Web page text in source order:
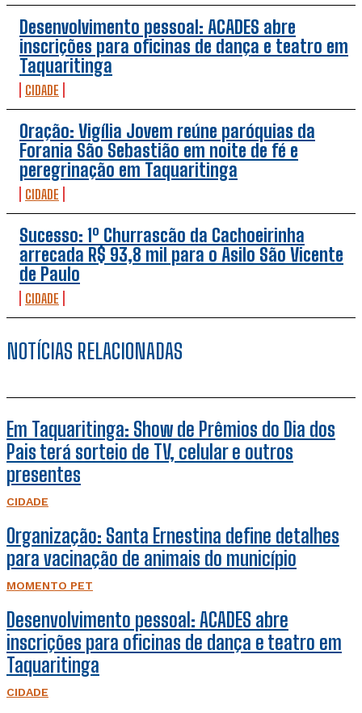
Desenvolvimento pessoal: ACADES abre
inscrições para oficinas de dança e teatro em
Taquaritinga
CIDADE
Oração: Vigília Jovem reúne paróquias da
Forania São Sebastião em noite de fé e
peregrinação em Taquaritinga
CIDADE
Sucesso: 1º Churrascão da Cachoeirinha
arrecada R$ 93,8 mil para o Asilo São Vicente
de Paulo
CIDADE
NOTÍCIAS RELACIONADAS
Em Taquaritinga: Show de Prêmios do Dia dos
Pais terá sorteio de TV, celular e outros
presentes
CIDADE
Organização: Santa Ernestina define detalhes
para vacinação de animais do município
MOMENTO PET
Desenvolvimento pessoal: ACADES abre
inscrições para oficinas de dança e teatro em
Taquaritinga
CIDADE